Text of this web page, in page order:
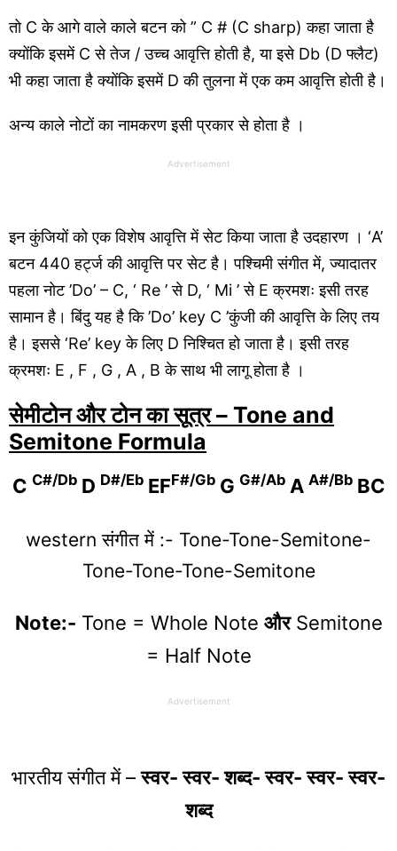
तो C के आगे वाले काले बटन को ” C # (C sharp) कहा जाता है
क्योंकि इसमें C से तेज / उच्च आवृत्ति होती है, या इसे Db (D फ्लैट)
भी कहा जाता है क्योंकि इसमें D की तुलना में एक कम आवृत्ति होती है।
अन्य काले नोटों का नामकरण इसी प्रकार से होता है ।
Advertisement
इन कुंजियों को एक विशेष आवृत्ति में सेट किया जाता है उदहारण । ‘A’
बटन 440 हर्ट्ज की आवृत्ति पर सेट है। पश्चिमी संगीत में, ज्यादातर
पहला नोट ’Do’ – C, ‘ Re ’ से D, ‘ Mi ’ से E क्रमशः इसी तरह
सामान है। बिंदु यह है कि ’Do’ key C ’कुंजी की आवृत्ति के लिए तय
है। इससे ‘Re’ key के लिए D निश्चित हो जाता है। इसी तरह
क्रमशः E , F , G , A , B के साथ भी लागू होता है ।
सेमीटोन और टोन का सूत्र – Tone and
Semitone Formula
C C#/DbD D#/EbEFF#/GbG G#/AbA A#/BbBC
western संगीत में :- Tone-Tone-Semitone-
Tone-Tone-Tone-Semitone
Note:- Tone = Whole Note औरSemitone
= Half Note
Advertisement
भारतीय संगीत में –स्वर- स्वर- शब्द- स्वर- स्वर- स्वर-
शब्द